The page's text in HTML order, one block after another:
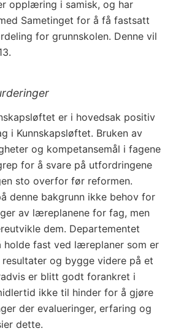
opplæring i samisk, og har
Sametinget for å få fastsatt
for grunnskolen. Denne vil
er i hovedsak positiv
i Kunnskapsløftet. Bruken av
og kompetansemål i fagene
for å svare på utfordringene
sto overfor før reformen.
denne bakgrunn ikke behov for
av læreplanene for fag, men
dem. Departementet
holde fast ved læreplaner som er
og bygge videre på et
er blitt godt forankret i
ikke til hinder for å gjøre
der evalueringer, erfaring og
dette.